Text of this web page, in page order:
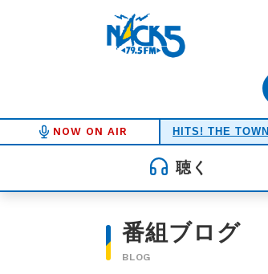
NOW ON AIR HITS! THE TOWN
聴く
番組ブログ
BLOG